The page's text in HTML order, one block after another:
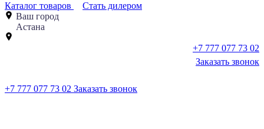
Каталог товаров
Стать дилером
Ваш город
Астана
+7 777 077 73 02
Заказать звонок
+7 777 077 73 02 Заказать звонок